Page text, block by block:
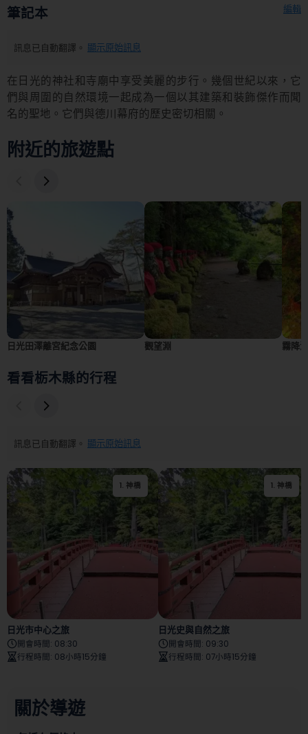
筆記本 編輯
訊息已自動翻譯。 顯示原始訊息
在日光的神社和寺廟中享受美麗的步行。幾個世紀以來，它
們與周圍的自然環境一起成為一個以其建築和裝飾傑作而聞
名的聖地。它們與德川幕府的歷史密切相關。
附近的旅遊點
日光田澤離宮紀念公園 觀望淵 霧降
看看栃木縣的行程
訊息已自動翻譯。 顯示原始訊息
1. 神橋 日光二荒山神社
日光市中心之旅
開會時間: 08:30
行程時間: 08小時15分鐘
1. 神橋
日光史與自然之旅
開會時間: 09:30
行程時間: 07小時15分鐘
關於導遊